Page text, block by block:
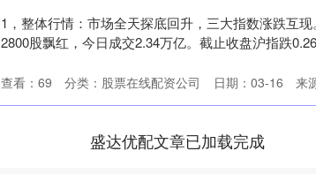
1，整体行情：市场全天探底回升，三大指数涨跌互
2800股飘红，今日成交2.34万亿。截止收盘沪指跌
日期：03-16 来
查看： 69 分类： 股票在线配资公司
盛达优配文章已加载完成